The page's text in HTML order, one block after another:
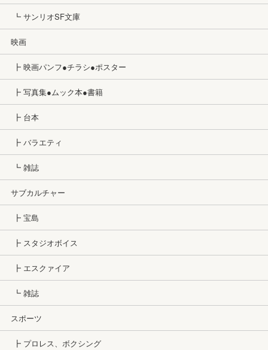
┗ サンリオSF文庫
映画
┣ 映画パンフ●チラシ●ポスター
┣ 写真集●ムック本●書籍
┣ 台本
┣ バラエティ
┗ 雑誌
サブカルチャー
┣ 宝島
┣ スタジオボイス
┣ エスクァイア
┗ 雑誌
スポーツ
┣ プロレス、ボクシング